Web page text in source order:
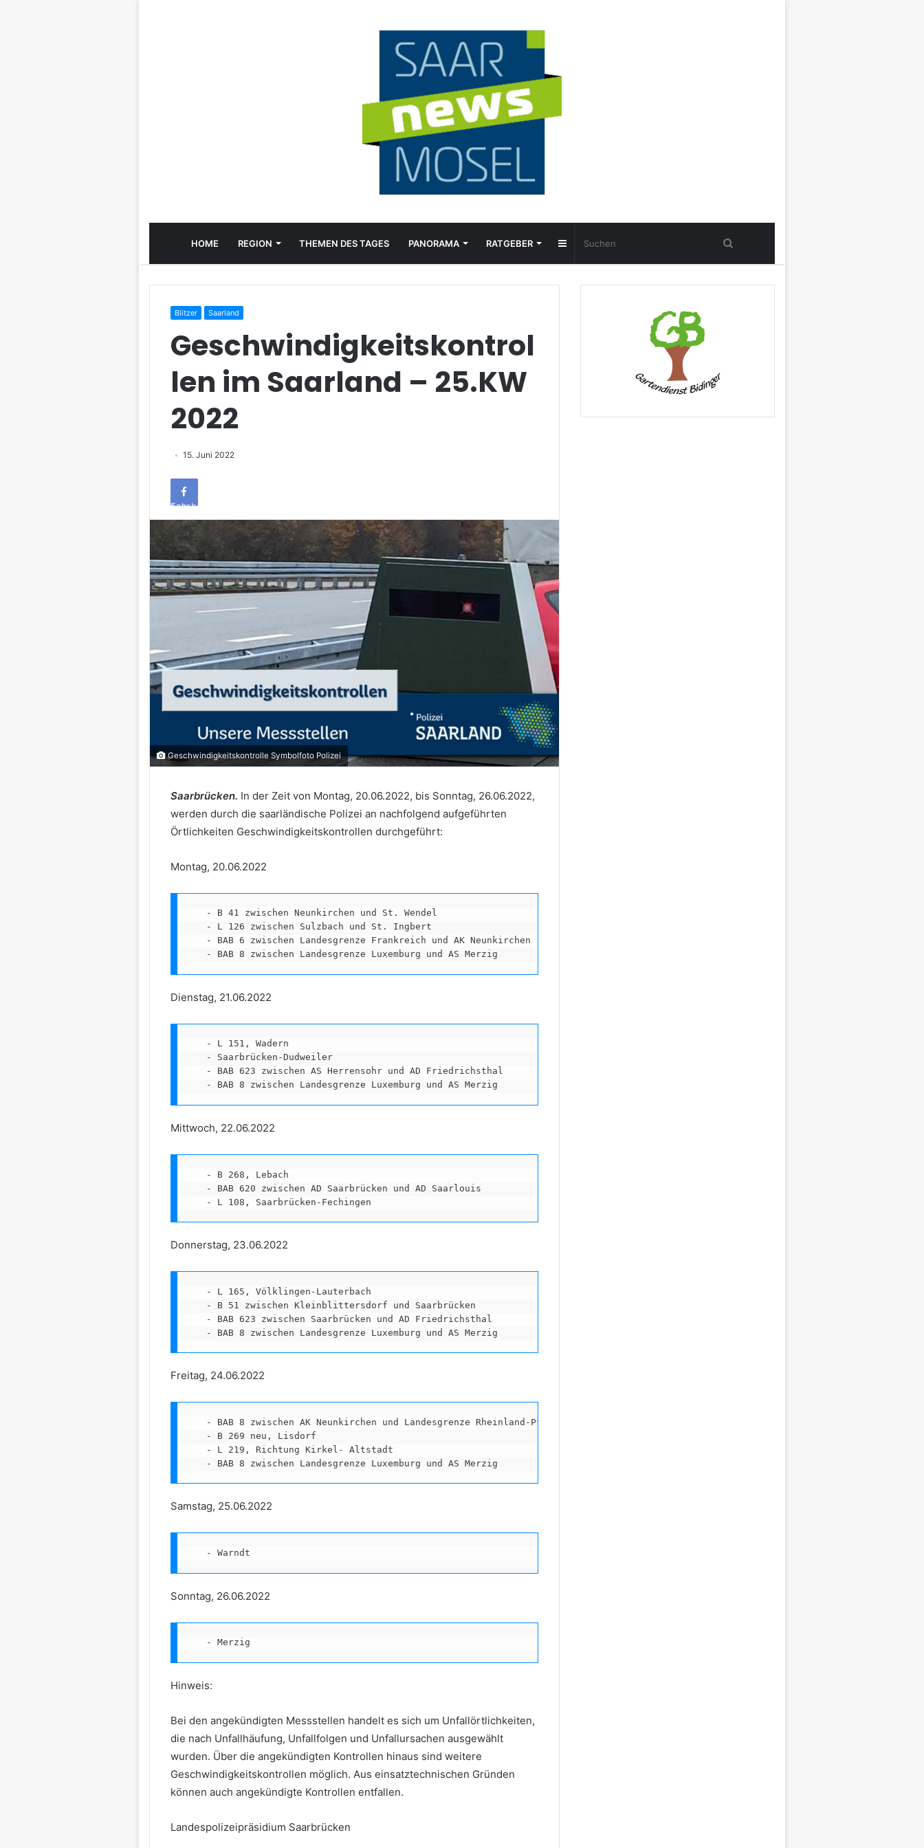
HOME REGION THEMEN DES TAGES PANORAMA RATGEBER Sidebar
Blitzer Saarland
Geschwindigkeitskontrol
len im Saarland – 25.KW
2022
15. Juni 2022
Facebook
Geschwindigkeitskontrolle Symbolfoto Polizei
Saarbrücken. In der Zeit von Montag, 20.06.2022, bis Sonntag, 26.06.2022,
werden durch die saarländische Polizei an nachfolgend aufgeführten
Örtlichkeiten Geschwindigkeitskontrollen durchgeführt:
Montag, 20.06.2022
   - B 41 zwischen Neunkirchen und St. Wendel
   - L 126 zwischen Sulzbach und St. Ingbert
   - BAB 6 zwischen Landesgrenze Frankreich und AK Neunkirchen
   - BAB 8 zwischen Landesgrenze Luxemburg und AS Merzig
Dienstag, 21.06.2022
   - L 151, Wadern
   - Saarbrücken-Dudweiler
   - BAB 623 zwischen AS Herrensohr und AD Friedrichsthal
   - BAB 8 zwischen Landesgrenze Luxemburg und AS Merzig
Mittwoch, 22.06.2022
   - B 268, Lebach
   - BAB 620 zwischen AD Saarbrücken und AD Saarlouis
   - L 108, Saarbrücken-Fechingen
Donnerstag, 23.06.2022
   - L 165, Völklingen-Lauterbach
   - B 51 zwischen Kleinblittersdorf und Saarbrücken
   - BAB 623 zwischen Saarbrücken und AD Friedrichsthal
   - BAB 8 zwischen Landesgrenze Luxemburg und AS Merzig
Freitag, 24.06.2022
   - BAB 8 zwischen AK Neunkirchen und Landesgrenze Rheinland-Pfalz
   - B 269 neu, Lisdorf
   - L 219, Richtung Kirkel- Altstadt
   - BAB 8 zwischen Landesgrenze Luxemburg und AS Merzig
Samstag, 25.06.2022
   - Warndt
Sonntag, 26.06.2022
   - Merzig
Hinweis:
Bei den angekündigten Messstellen handelt es sich um Unfallörtlichkeiten,
die nach Unfallhäufung, Unfallfolgen und Unfallursachen ausgewählt
wurden. Über die angekündigten Kontrollen hinaus sind weitere
Geschwindigkeitskontrollen möglich. Aus einsatztechnischen Gründen
können auch angekündigte Kontrollen entfallen.
Landespolizeipräsidium Saarbrücken